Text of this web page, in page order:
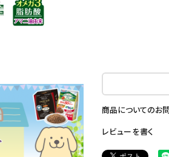
商品についてのお
レビューを書く